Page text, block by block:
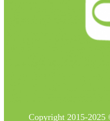
Copyright 2015-2025